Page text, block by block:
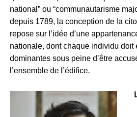
national” ou “communautarisme
depuis 1789, la conception de la
repose sur l’idée d’une
nationale, dont chaque individu doit
dominantes sous peine d’être
l’ensemble de l’édifice.